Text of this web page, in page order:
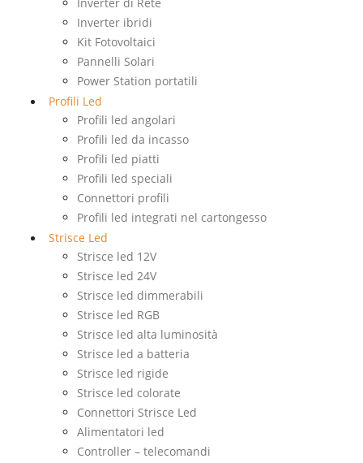
Inverter ibridi
Kit Fotovoltaici
Pannelli Solari
Power Station portatili
Profili Led
Profili led angolari
Profili led da incasso
Profili led piatti
Profili led speciali
Connettori profili
Profili led integrati nel cartongesso
Strisce Led
Strisce led 12V
Strisce led 24V
Strisce led dimmerabili
Strisce led RGB
Strisce led alta luminosità
Strisce led a batteria
Strisce led rigide
Strisce led colorate
Connettori Strisce Led
Alimentatori led
Controller – telecomandi